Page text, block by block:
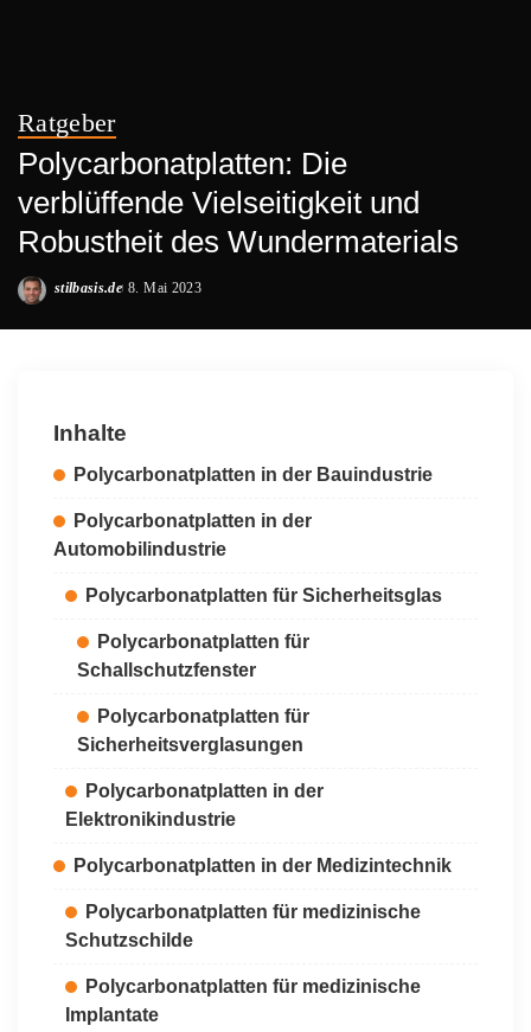
Ratgeber
Polycarbonatplatten: Die
verblüffende Vielseitigkeit und
Robustheit des Wundermaterials
Posted
stilbasis.de 8. Mai 2023
Inhalte
Polycarbonatplatten in der Bauindustrie
Polycarbonatplatten in der
Automobilindustrie
Polycarbonatplatten für Sicherheitsglas
Polycarbonatplatten für
Schallschutzfenster
Polycarbonatplatten für
Sicherheitsverglasungen
Polycarbonatplatten in der
Elektronikindustrie
Polycarbonatplatten in der Medizintechnik
Polycarbonatplatten für medizinische
Schutzschilde
Polycarbonatplatten für medizinische
Implantate